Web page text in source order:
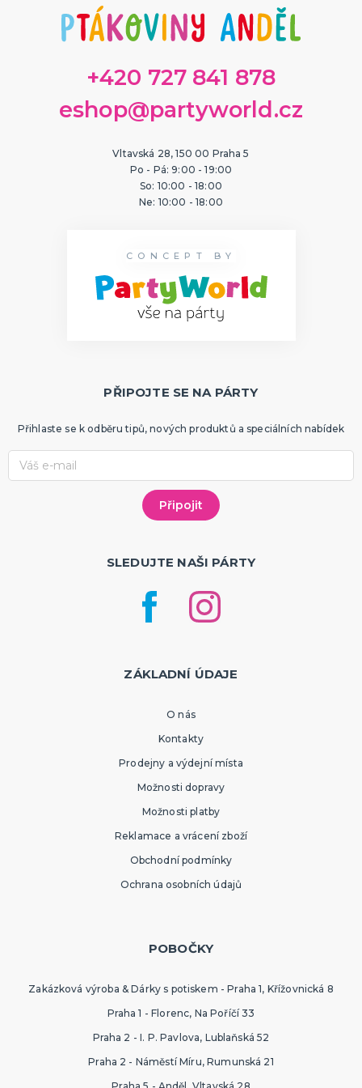
ORIGINÁLNÍ A VTIPNÉ DÁRKY
Polštáře s potiskem
Hrnečky
Šerpy s potiskem
Trička s potiskem
Zástěry s potiskem
Nažehlovačky
DALŠÍ KATEGORIE
PTÁKOVINY, ŽERTY, SRANDIČKY
+420 727 841 878
eshop@partyworld.cz
Vltavská 28, 150 00 Praha 5
Po - Pá: 9:00 - 19:00
So: 10:00 - 18:00
Ne: 10:00 - 18:00
CONCEPT BY
PŘIPOJTE SE NA PÁRTY
Přihlaste se k odběru tipů, nových produktů a speciálních nabídek
SLEDUJTE NAŠI PÁRTY
ZÁKLADNÍ ÚDAJE
O nás
Kontakty
Prodejny a výdejní místa
Možnosti dopravy
Možnosti platby
Reklamace a vrácení zboží
Obchodní podmínky
Ochrana osobních údajů
POBOČKY
Zakázková výroba & Dárky s potiskem - Praha 1, Křížovnická 8
Praha 1 - Florenc, Na Poříčí 33
Praha 2 - I. P. Pavlova, Lublaňská 52
Praha 2 - Náměstí Míru, Rumunská 21